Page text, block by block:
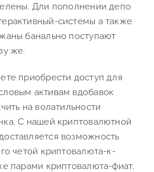
Дли пополнении депо
системы а также
банально поступают
же.
приобрести доступ для
активам вдобавок
на волатильности
С нашей криптовалютной
возможность
четой криптовалюта-к-
парами криптовалюта-фиат.